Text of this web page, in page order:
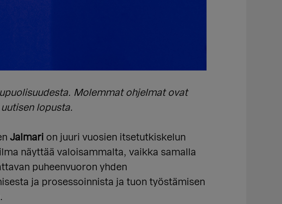
Molemmat ohjelmat ovat
lopusta.
Jalmari on juuri vuosien itsetutkiskelun
näyttää valoisammalta, vaikka samalla
puheenvuoron yhden
ja prosessoinnista ja tuon työstämisen